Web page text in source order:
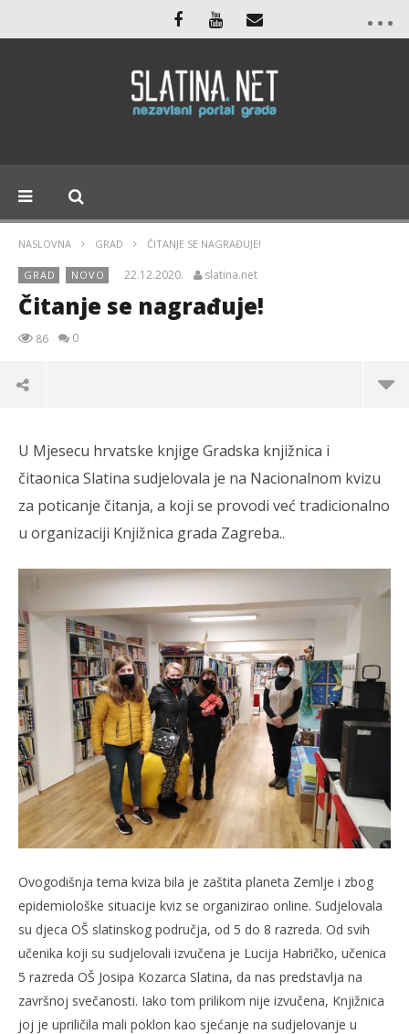
NASLOVNA GRAD ČITANJE SE NAGRAĐUJE!
GRAD NOVO 22.12.2020. slatina.net
Čitanje se nagrađuje!
86 0
TRENUTNO OTVORENO
Čitanje se nagrađuje!
22.12.2020.
slatina.net
U Mjesecu hrvatske knjige Gradska knjižnica i
čitaonica Slatina sudjelovala je na Nacionalnom kvizu
za poticanje čitanja, a koji se provodi već tradicionalno
u organizaciji Knjižnica grada Zagreba..
Ovogodišnja tema kviza bila je zaštita planeta Zemlje i zbog
epidemiološke situacije kviz se organizirao online. Sudjelovala
su djeca OŠ slatinskog područja, od 5 do 8 razreda. Od svih
učenika koji su sudjelovali izvučena je Lucija Habričko, učenica
5 razreda OŠ Josipa Kozarca Slatina, da nas predstavlja na
završnoj svečanosti. Iako tom prilikom nije izvučena, Knjižnica
joj je upriličila mali poklon kao sjećanje na sudjelovanje u